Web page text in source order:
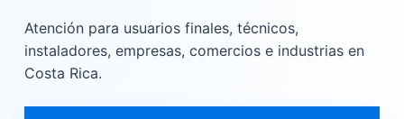
Atención para usuarios finales, técnicos,
instaladores, empresas, comercios e industrias en
Costa Rica.